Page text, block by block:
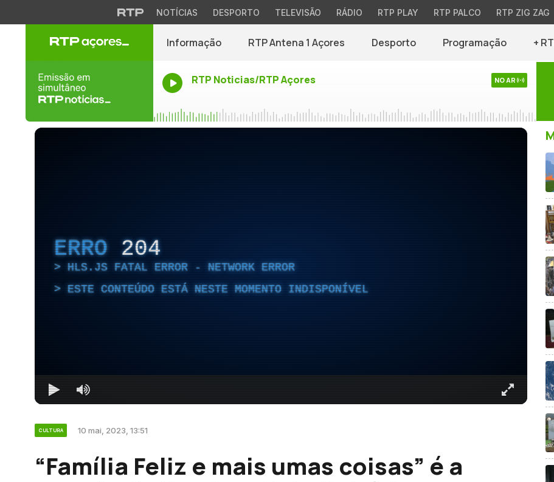
NOTÍCIAS DESPORTO TELEVISÃO RÁDIO RTP PLAY RTP PALCO RTP ZIG ZAG
Informação RTP Antena 1 Açores Desporto Programação +
RTP Noticias/RTP Açores NO AR
ERRO 204
HLS.JS FATAL ERROR - NETWORK ERROR
ESTE CONTEÚDO ESTÁ NESTE MOMENTO INDISPONÍVEL
CULTURA 10 mai, 2023, 13:51
“Família Feliz e mais umas coisas” é a